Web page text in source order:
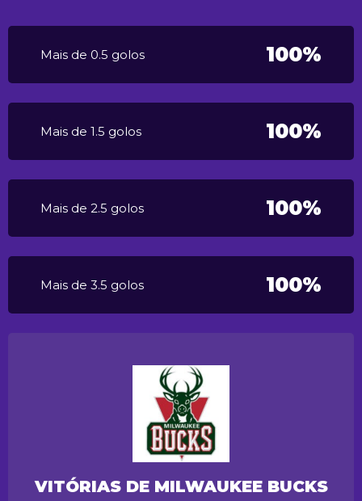
Mais de 0.5 golos 100%
Mais de 1.5 golos 100%
Mais de 2.5 golos 100%
Mais de 3.5 golos 100%
VITÓRIAS DE MILWAUKEE BUCKS